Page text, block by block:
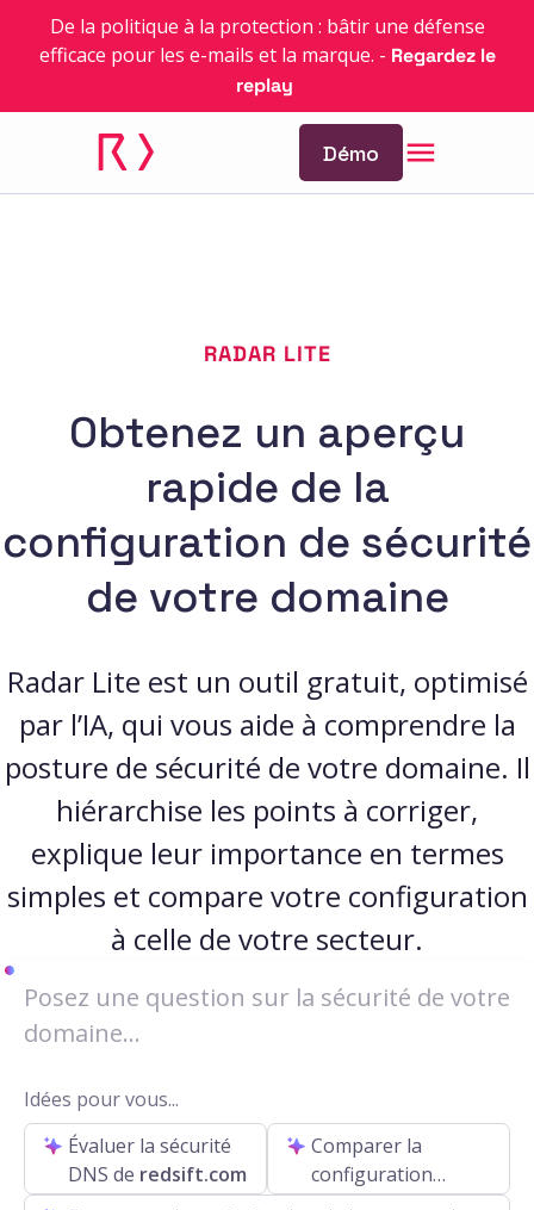
De la politique à la protection : bâtir une défense
efficace pour les e-mails et la marque. - Regardez le
replay
Démo
RADAR LITE
Obtenez un aperçu
rapide de la
configuration de sécurité
de votre domaine
Radar Lite est un outil gratuit, optimisé
par l’IA, qui vous aide à comprendre la
posture de sécurité de votre domaine. Il
hiérarchise les points à corriger,
explique leur importance en termes
simples et compare votre configuration
à celle de votre secteur.
Idées pour vous...
Évaluer la sécurité
DNS de redsift.com
Comparer la
configuration
DMARC de